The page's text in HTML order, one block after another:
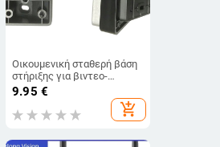
Οικουμενική σταθερή βάση
στήριξης για βιντεο-
κουδούνι πόρτας – Yijia
9.95 €
add_shopping_cart